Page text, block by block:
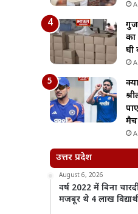
का
घी
उत्तर प्रदेश
August 6, 2026
वर्ष 2022 में बिना
मजबूर थे 4 लाख